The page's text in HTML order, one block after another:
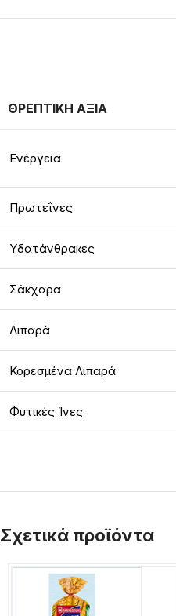
ΘΡΕΠΤΙΚΗ ΑΞΙΑ
Ενέργεια
Πρωτεΐνες
Υδατάνθρακες
Σάκχαρα
Λιπαρά
Κορεσμένα Λιπαρά
Φυτικές Ίνες
Σχετικά προϊόντα